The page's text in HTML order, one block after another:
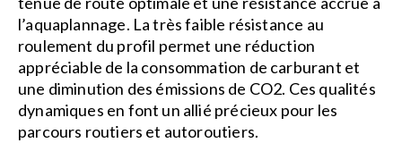
l’aquaplannage. La très faible résistance au
roulement du profil permet une réduction
appréciable de la consommation de carburant et
une diminution des émissions de CO2. Ces qualités
dynamiques en font un allié précieux pour les
parcours routiers et autoroutiers.